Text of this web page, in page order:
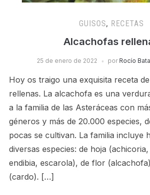
GUISOS, RECETAS
Alcachofas
25 de enero de 2022 por Rocío
Hoy os traigo una exquisita receta
rellenas. La alcachofa es una
a la familia de las Asteráceas con
géneros y más de 20.000 especies,
pocas se cultivan. La familia incluye
diversas especies: de hoja
endibia, escarola), de flor
(cardo). […]